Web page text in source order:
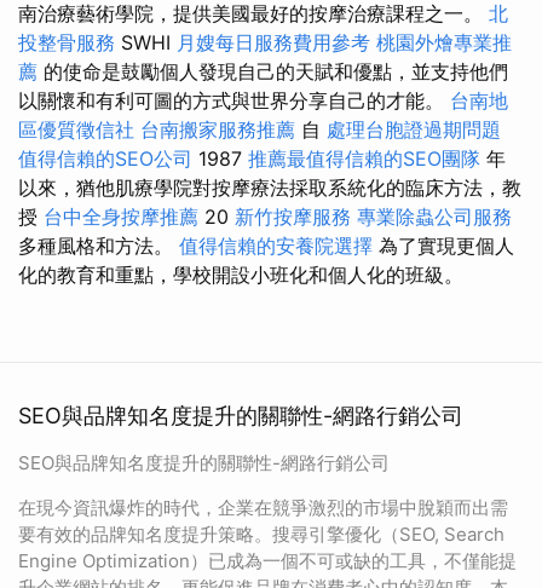
南治療藝術學院，提供美國最好的按摩治療課程之一。 北
投整骨服務 SWHI 月嫂每日服務費用參考 桃園外燴專業推
薦 的使命是鼓勵個人發現自己的天賦和優點，並支持他們
以關懷和有利可圖的方式與世界分享自己的才能。 台南地
區優質徵信社 台南搬家服務推薦 自 處理台胞證過期問題
值得信賴的SEO公司 1987 推薦最值得信賴的SEO團隊 年
以來，猶他肌療學院對按摩療法採取系統化的臨床方法，教
授 台中全身按摩推薦 20 新竹按摩服務 專業除蟲公司服務
多種風格和方法。 值得信賴的安養院選擇 為了實現更個人
化的教育和重點，學校開設小班化和個人化的班級。
SEO與品牌知名度提升的關聯性-網路行銷公司
SEO與品牌知名度提升的關聯性-網路行銷公司
在現今資訊爆炸的時代，企業在競爭激烈的市場中脫穎而出需
要有效的品牌知名度提升策略。搜尋引擎優化（SEO, Search
Engine Optimization）已成為一個不可或缺的工具，不僅能提